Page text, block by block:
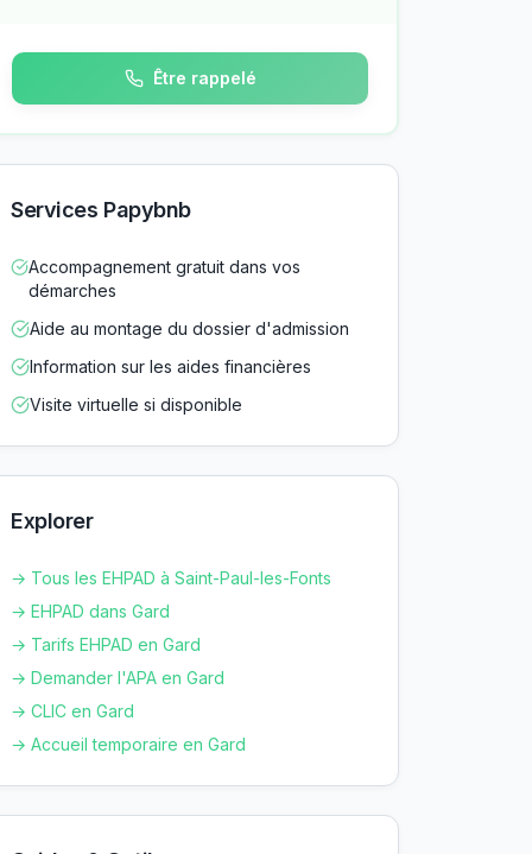
Être rappelé
Services Papybnb
Accompagnement gratuit dans vos
démarches
Aide au montage du dossier d'admission
Information sur les aides financières
Visite virtuelle si disponible
Explorer
→ Tous les EHPAD à Saint-Paul-les-Fonts
→ EHPAD dans Gard
→ Tarifs EHPAD en Gard
→ Demander l'APA en Gard
→ CLIC en Gard
→ Accueil temporaire en Gard